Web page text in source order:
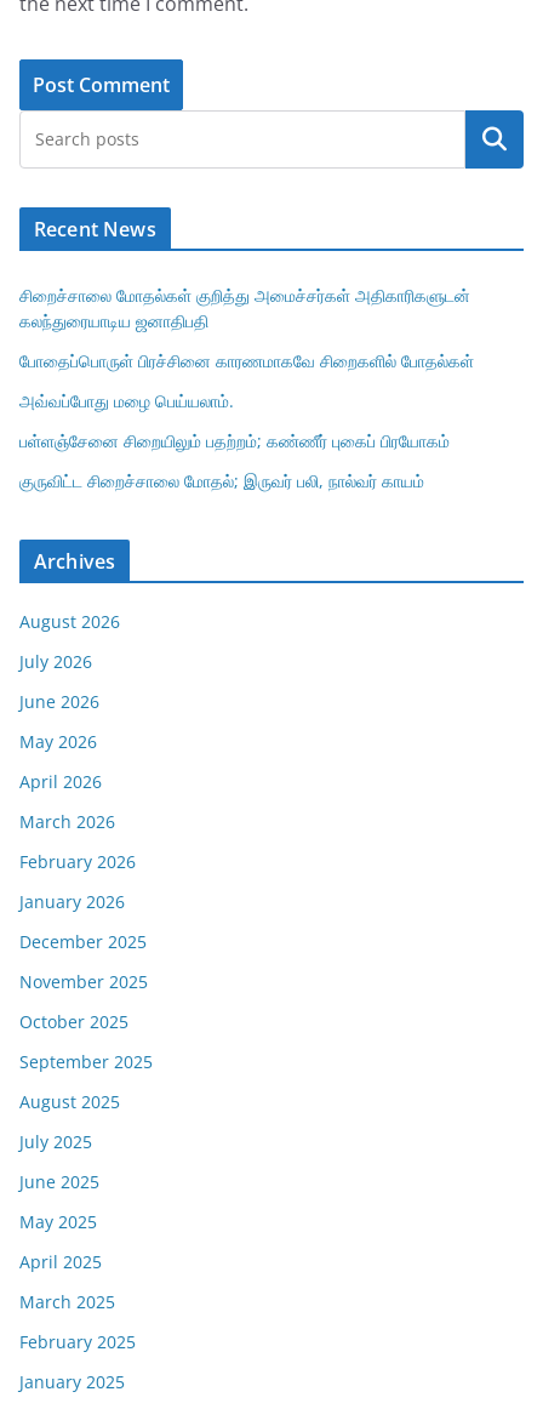
Search
Recent News
சிறைச்சாலை மோதல்கள் குறித்து அமைச்சர்கள் அதிகாரிகளுடன்
கலந்துரையாடிய ஜனாதிபதி
போதைப்பொருள் பிரச்சினை காரணமாகவே சிறைகளில் போதல்கள்
அவ்வப்போது மழை பெய்யலாம்.
பள்ளஞ்சேனை சிறையிலும் பதற்றம்; கண்ணீர் புகைப் பிரயோகம்
குருவிட்ட சிறைச்சாலை மோதல்; இருவர் பலி, நால்வர் காயம்
Archives
August 2026
July 2026
June 2026
May 2026
April 2026
March 2026
February 2026
January 2026
December 2025
November 2025
October 2025
September 2025
August 2025
July 2025
June 2025
May 2025
April 2025
March 2025
February 2025
January 2025